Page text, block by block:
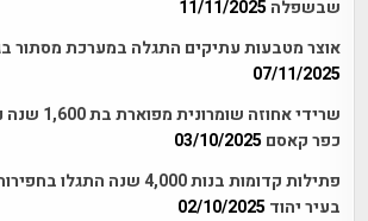
שבשפלה 11/11/2025
אוצר מטבעות עתיקים התגלה במערכת מסתור
07/11/2025
שרידי
כפר קאסם 03/10/2025
פתילות קדומות בנות 4,000
בעיר יהוד 02/10/2025